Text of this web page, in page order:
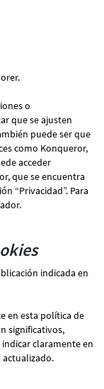
o
que se ajusten
puede ser que
como Konqueror,
acceder
que se encuentra
“Privacidad”. Para
indicada en
en esta política de
significativos,
claramente en
actualizado.